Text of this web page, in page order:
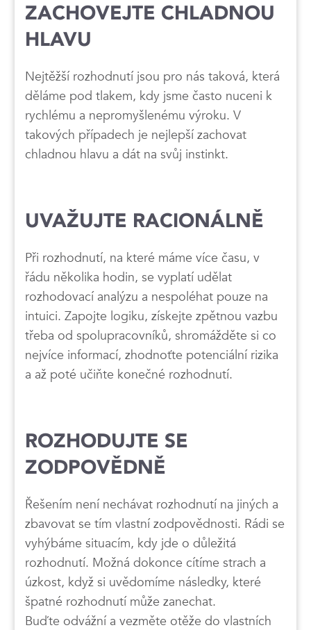
ZACHOVEJTE CHLADNOU
HLAVU
Nejtěžší rozhodnutí jsou pro nás taková, která
děláme pod tlakem, kdy jsme často nuceni k
rychlému a nepromyšlenému výroku. V
takových případech je nejlepší zachovat
chladnou hlavu a dát na svůj instinkt.
UVAŽUJTE RACIONÁLNĚ
Při rozhodnutí, na které máme více času, v
řádu několika hodin, se vyplatí udělat
rozhodovací analýzu a nespoléhat pouze na
intuici. Zapojte logiku, získejte zpětnou vazbu
třeba od spolupracovníků, shromážděte si co
nejvíce informací, zhodnoťte potenciální rizika
a až poté učiňte konečné rozhodnutí.
ROZHODUJTE SE
ZODPOVĚDNĚ
Řešením není nechávat rozhodnutí na jiných a
zbavovat se tím vlastní zodpovědnosti. Rádi se
vyhýbáme situacím, kdy jde o důležitá
rozhodnutí. Možná dokonce cítíme strach a
úzkost, když si uvědomíme následky, které
špatné rozhodnutí může zanechat.
Buďte odvážní a vezměte otěže do vlastních